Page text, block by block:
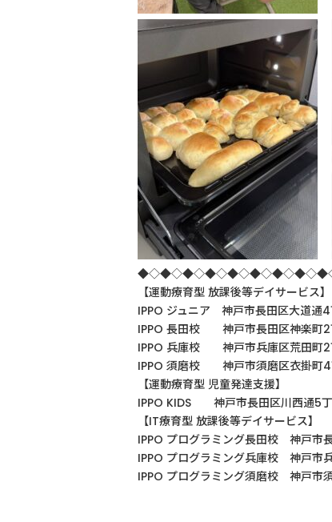
【運動療育型 放課後等デイサービス】
IPPO ジュニア 神戸市長田区大道通
IPPO 長田校 神戸市長田区神楽町2
IPPO 兵庫校 神戸市兵庫区荒田町2
IPPO 須磨校 神戸市須磨区衣掛町4
【運動療育型 児童発達支援】
IPPO KIDS 神戸市長田区川西通5
【IT療育型 放課後等デイサービス】
IPPO プログラミング長田校 神戸市
IPPO プログラミング兵庫校 神戸市
IPPO プログラミング須磨校 神戸市